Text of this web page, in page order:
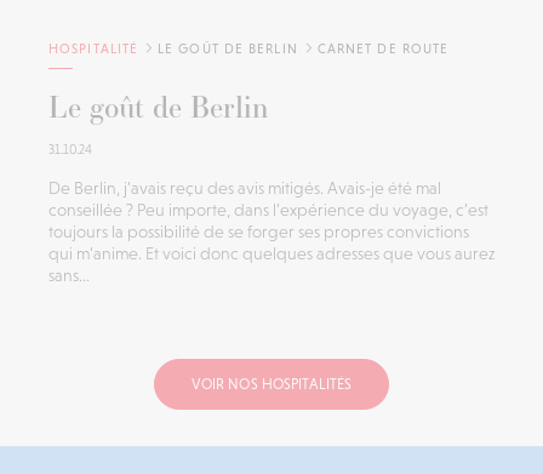
HOSPITALITÉ LE GOÛT DE BERLIN CARNET DE ROUTE
Le goût de Berlin
31.10.24
De Berlin, j’avais reçu des avis mitigés. Avais-je été mal
conseillée ? Peu importe, dans l’expérience du voyage, c’est
toujours la possibilité de se forger ses propres convictions
qui m’anime. Et voici donc quelques adresses que vous aurez
sans...
VOIR NOS HOSPITALITÉS